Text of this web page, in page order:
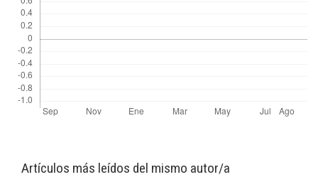
Artículos más leídos del mismo autor/a